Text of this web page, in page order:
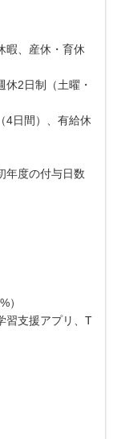
暇、産休・育休
休2日制（土曜・
4日間）、有給休
年度の付与日数
）
習支援アプリ、T